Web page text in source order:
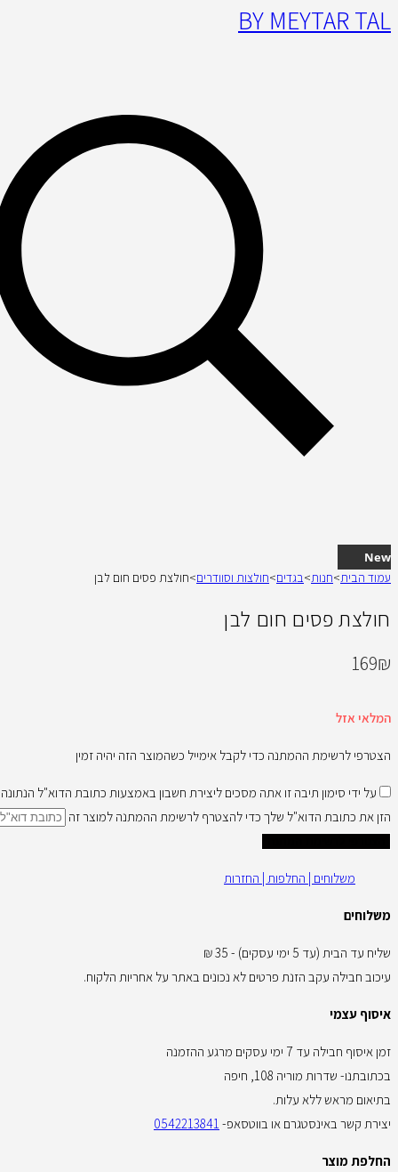
BY MEYTAR TAL
New
עמוד הבית>חנות>בגדים>חולצות וסוודרים>חולצת פסים חום לבן
חולצת פסים חום לבן
169₪
המלאי אזל
הצטרפי לרשימת ההמתנה כדי לקבל אימייל כשהמוצר הזה יהיה זמין
על ידי סימון תיבה זו אתה מסכים ליצירת חשבון באמצעות כתובת הדוא"ל
הזן את כתובת הדוא"ל שלך כדי להצטרף לרשימת ההמתנה למוצר זה
משלוחים | החלפות | החזרות
משלוחים
שליח עד הבית (עד 5 ימי עסקים) - 35 ₪
עיכוב חבילה עקב הזנת פרטים לא נכונים באתר על אחריות הלקוח.
איסוף עצמי
זמן איסוף חבילה עד 7 ימי עסקים מרגע ההזמנה
בכתובתנו- שדרות מוריה 108, חיפה
בתיאום מראש ללא עלות.
יצירת קשר באינסטגרם או בווטסאפ- 0542213841
החלפת מוצר